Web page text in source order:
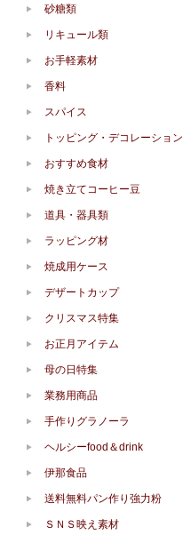
砂糖類
リキュール類
お手軽素材
香料
スパイス
トッピング・デコレーション
おすすめ食材
焼き立てコーヒー豆
道具・器具類
ラッピング材
焼成用ケース
デザートカップ
クリスマス特集
お正月アイテム
母の日特集
業務用商品
手作りグラノーラ
ヘルシーfood＆drink
伊那食品
送料無料パン作り強力粉
ＳＮＳ映え素材